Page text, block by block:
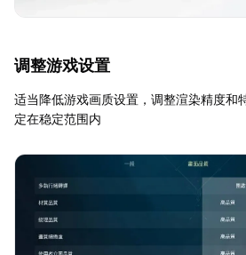
调整游戏设置
适当降低游戏画质设置，调整渲染精度和
定在稳定范围内